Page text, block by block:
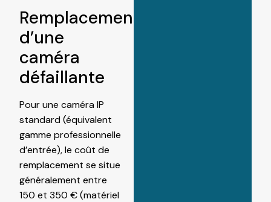
Remplacement
d’une
caméra
défaillante
Pour une caméra IP
standard (équivalent
gamme professionnelle
d’entrée), le coût de
remplacement se situe
généralement entre
150 et 350 € (matériel